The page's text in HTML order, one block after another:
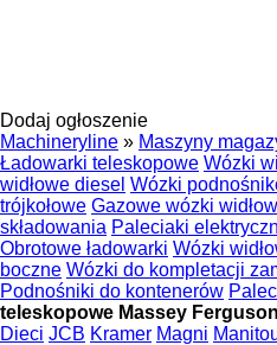
Dodaj ogłoszenie
Machineryline » Maszyny
Ładowarki teleskopowe Wózki
widłowe diesel Wózki
trójkołowe Gazowe wózki
składowania Paleciaki
Obrotowe ładowarki Wózki
boczne Wózki do kompletacji
Podnośniki do kontenerów
teleskopowe Massey Ferguson
Dieci JCB Kramer Magni